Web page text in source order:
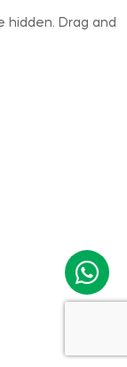
hidden. Drag and